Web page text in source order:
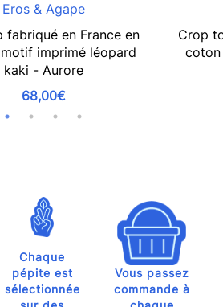
Eros & Agape
fabriqué en France en
imprimé léopard
kaki - Aurore
68,00€
Crop
Chaque
pépite est
sélectionnée
Vous passez
commande à